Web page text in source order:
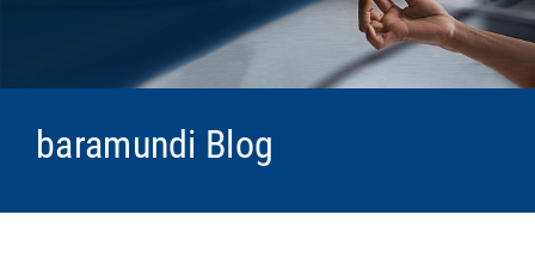
baramundi Blog